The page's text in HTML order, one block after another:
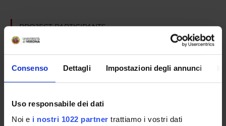
Consenso Dettagli Impostazioni degli annunci
Uso responsabile dei dati
Noi e i nostri 1022 partner trattiamo i vostri dati
PROJECT PARTICIPANTS
Enzo Bonora
Emeritus Professor
Paolo Moghetti
Teaching Assistant